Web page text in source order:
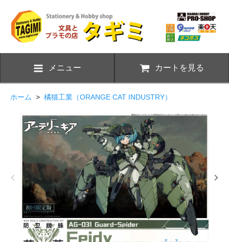
メニュー カートを見る
ホーム > 橘猫工業（ORANGE CAT INDUSTRY）